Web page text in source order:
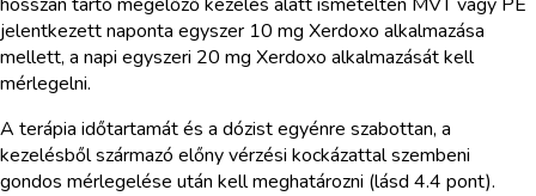
jelentkezett naponta egyszer 10 mg Xerdoxo alkalmazása
mellett, a napi egyszeri 20 mg Xerdoxo alkalmazását kell
mérlegelni.
A terápia időtartamát és a dózist egyénre szabottan, a
kezelésből származó előny vérzési kockázattal szembeni
gondos mérlegelése után kell meghatározni (lásd 4.4 pont).